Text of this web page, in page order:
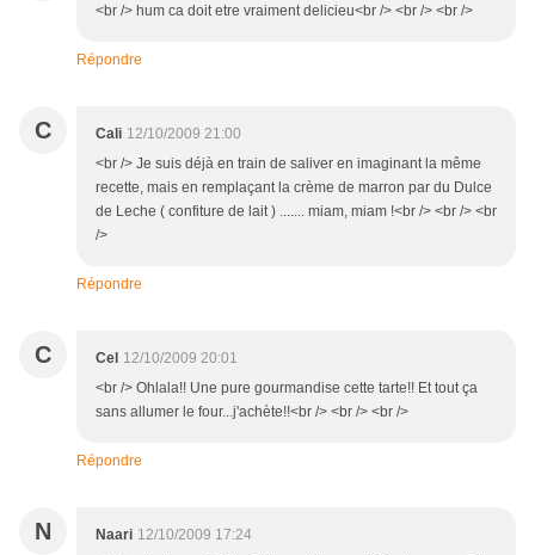
<br /> hum ca doit etre vraiment delicieu<br /> <br /> <br />
Répondre
C Cali 12/10/2009 21:00
<br /> Je suis déjà en train de saliver en imaginant la même
recette, mais en remplaçant la crème de marron par du Dulce
de Leche ( confiture de lait ) ....... miam, miam !<br /> <br /> <br
/>
Répondre
C Cel 12/10/2009 20:01
<br /> Ohlala!! Une pure gourmandise cette tarte!! Et tout ça
sans allumer le four...j'achète!!<br /> <br /> <br />
Répondre
N Naari 12/10/2009 17:24